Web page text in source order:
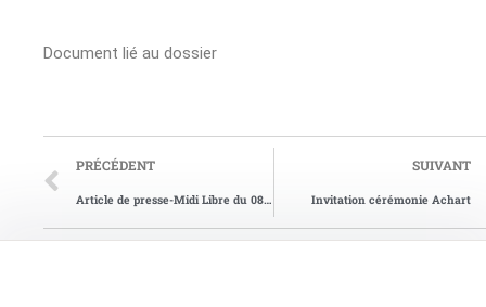
Document lié au dossier
PRÉCÉDENT
Article de presse-Midi Libre du 08/03/1972
SUIVANT
Invitation cérémonie Achart